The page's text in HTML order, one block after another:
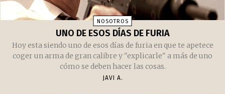
NOSOTROS
UNO DE ESOS DÍAS DE FURIA
Hoy esta siendo uno de esos días de furia en que te apetece
coger un arma de gran calibre y "explicarle" a más de uno
cómo se deben hacer las cosas.
JAVI A.